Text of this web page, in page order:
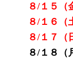
８/１５
８/１６
８/１７
８/１８